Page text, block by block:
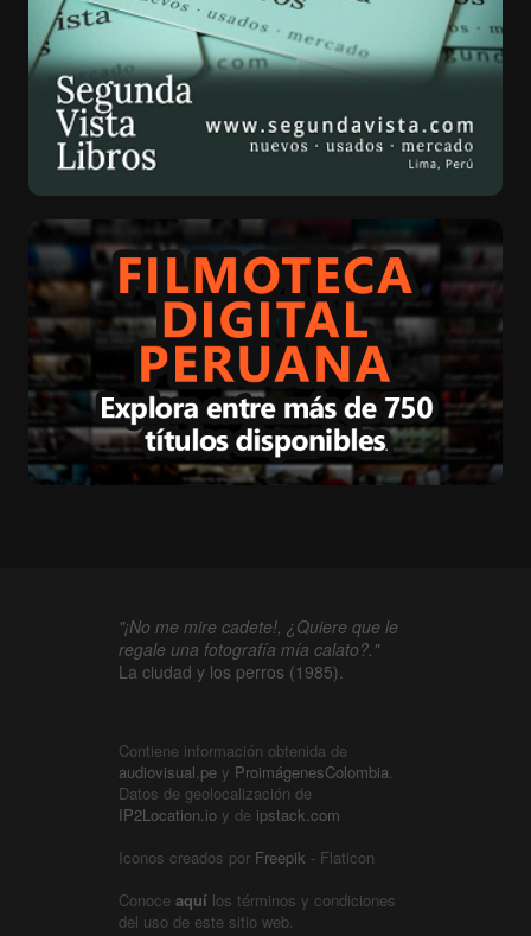
"¡No me mire cadete!, ¿Quiere que le
regale una fotografía mía calato?."
La ciudad y los perros (1985).
Contiene información obtenida de
audiovisual.pe y ProimágenesColombia.
Datos de geolocalización de
IP2Location.io y de ipstack.com
Iconos creados por Freepik - Flaticon
Conoce aquí los términos y condiciones
del uso de este sitio web.